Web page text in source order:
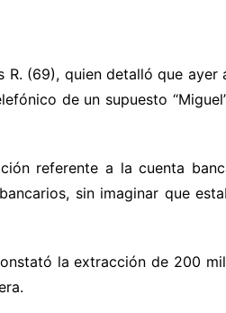
(69), quien detalló que ayer
de un supuesto
referente a la cuenta
sin imaginar que
la extracción de 200